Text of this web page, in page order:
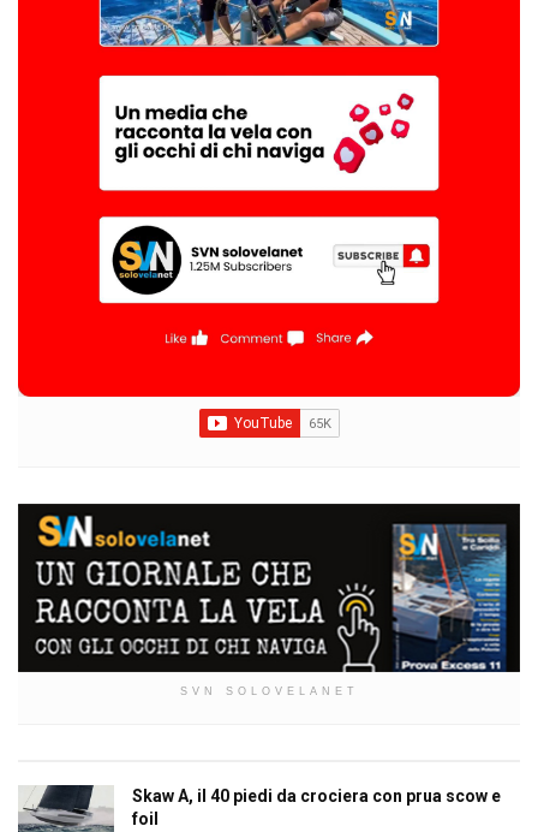
SVN SOLOVELANET
Skaw A, il 40 piedi da crociera con prua scow e
foil